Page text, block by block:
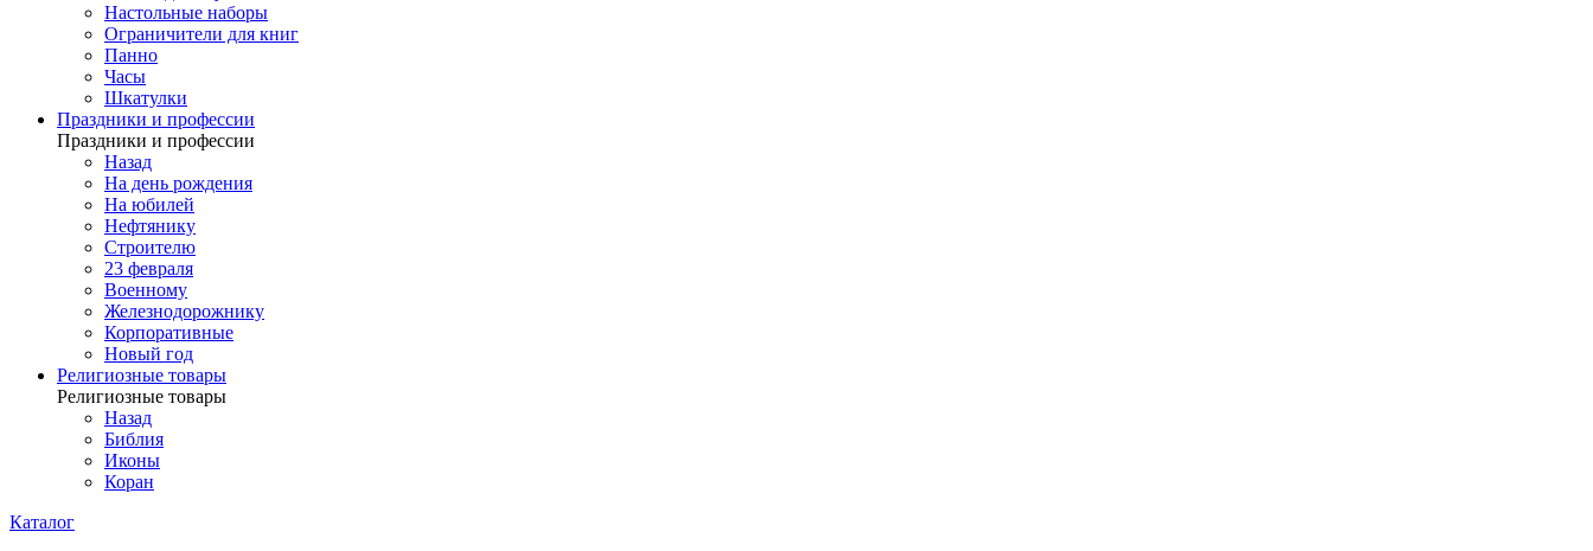
Настольные наборы
Ограничители для книг
Панно
Часы
Шкатулки
Праздники и профессии
Праздники и профессии
Назад
На день рождения
На юбилей
Нефтянику
Строителю
23 февраля
Военному
Железнодорожнику
Корпоративные
Новый год
Религиозные товары
Религиозные товары
Назад
Библия
Иконы
Коран
Каталог